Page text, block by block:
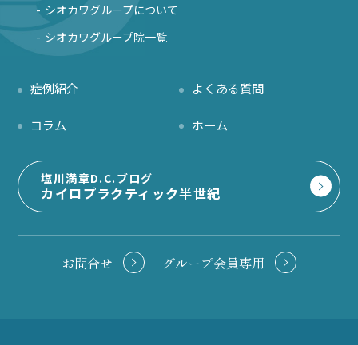
シオカワグループについて
シオカワグループ院一覧
症例紹介 よくある質問
コラム ホーム
塩川満章D.C.ブログ
カイロプラクティック半世紀
お問合せ グループ会員専用